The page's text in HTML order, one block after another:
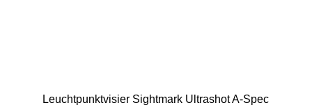
Leuchtpunktvisier Sightmark Ultrashot A-Spec